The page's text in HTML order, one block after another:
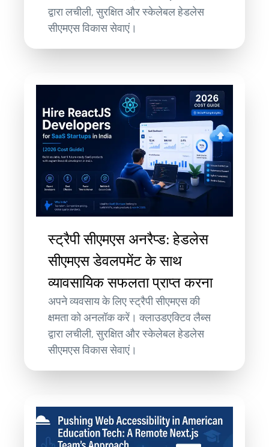
द्वारा लचीली, सुरक्षित और स्केलेबल हेडलेस
सीएमएस विकास सेवाएं।
स्ट्रैपी सीएमएस अनरैप्ड: हेडलेस
सीएमएस डेवलपमेंट के साथ
व्यावसायिक सफलता प्राप्त करना
अपने व्यवसाय के लिए स्ट्रैपी सीएमएस की
क्षमता को अनलॉक करें। क्लाउडएक्टिव लैब्स
द्वारा लचीली, सुरक्षित और स्केलेबल हेडलेस
सीएमएस विकास सेवाएं।